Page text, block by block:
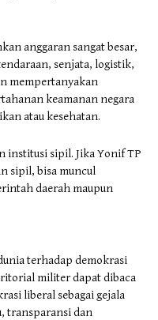
anggaran sangat besar,
senjata, logistik,
mempertanyakan
keamanan negara
atau kesehatan.
institusi sipil. Jika Yonif TP
sipil, bisa muncul
daerah maupun
terhadap demokrasi
militer dapat dibaca
liberal sebagai gejala
transparansi dan